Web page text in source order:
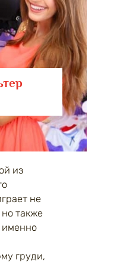
из
не
но также
именно
груди,